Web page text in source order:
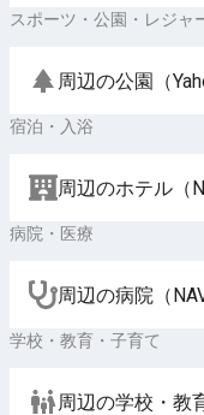
スポーツ・公園・レジャ
周辺の公園（
宿泊・入浴
周辺のホテル（
病院・医療
周辺の病院（
学校・教育・子育て
周辺の学校・教